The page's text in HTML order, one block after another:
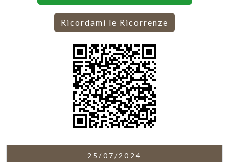
Ricordami le Ricorrenze
25/07/2024